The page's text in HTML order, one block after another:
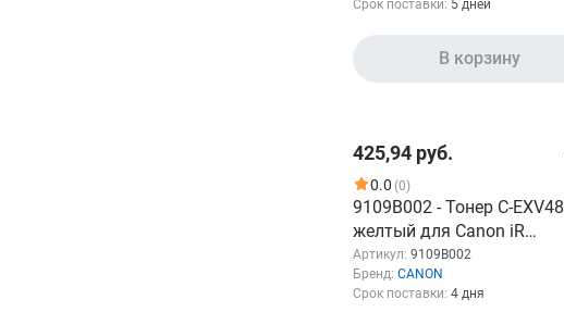
C1028/C1028iF 1657B006
Срок поставки: 5 дней
В корзину
425,94 руб.
0.0 (0)
9109B002 - Тонер C-EXV48
желтый для Canon iR
C1325iF/1335iF 11500 стр.
Артикул: 9109B002
Бренд: CANON
Срок поставки: 4 дня